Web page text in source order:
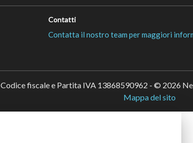
Contatti
Contatta il nostro team per maggiori
fiscale e Partita IVA 13868590962 - © 2026
Mappa del sito